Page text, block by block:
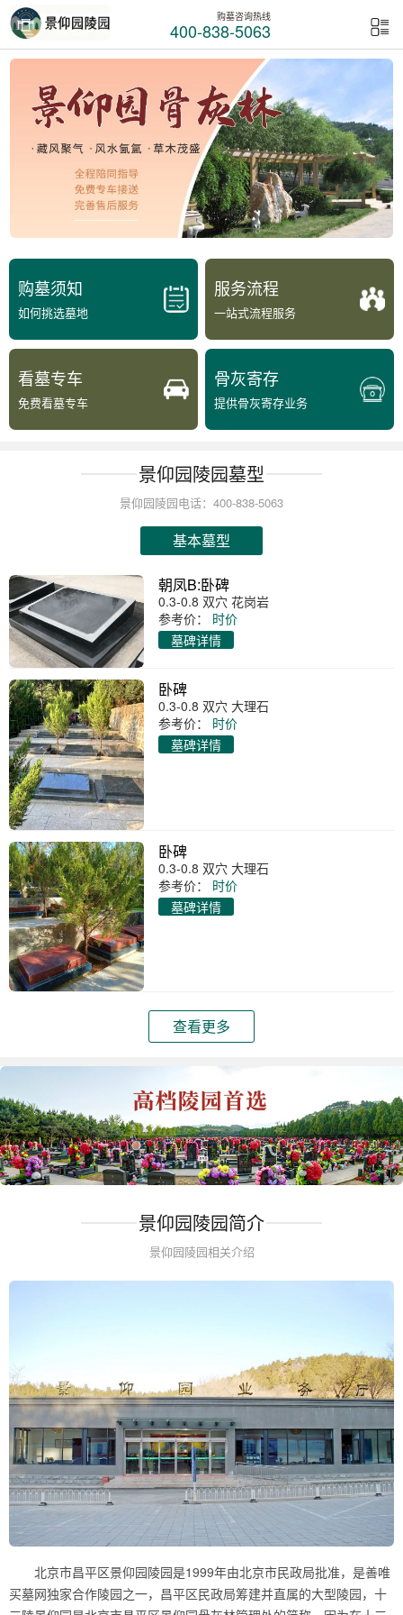
购墓咨询热线
400-838-5063
购墓须知
如何挑选墓地
服务流程
一站式流程服务
看墓专车
免费看墓专车
骨灰寄存
提供骨灰寄存业务
景仰园陵园墓型
景仰园陵园电话：400-838-5063
基本墓型
朝凤B:卧碑
0.3-0.8 双穴 花岗岩
参考价：
时价
墓碑详情
卧碑
0.3-0.8 双穴 大理石
参考价：
时价
墓碑详情
卧碑
0.3-0.8 双穴 大理石
参考价：
时价
墓碑详情
查看更多
景仰园陵园简介
景仰园陵园相关介绍
北京市昌平区景仰园陵园是1999年由北京市民政局批准，是善唯
买墓网独家合作陵园之一，昌平区民政局筹建并直属的大型陵园，十